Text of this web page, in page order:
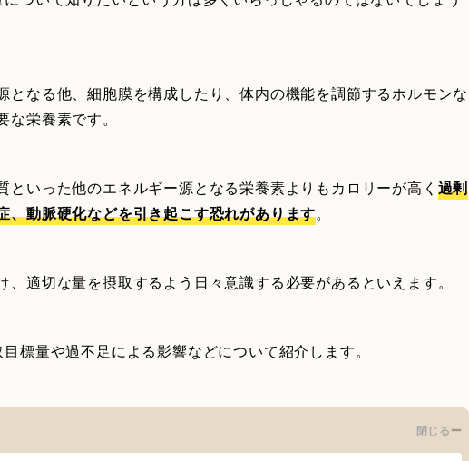
となる他、細胞膜を構成したり、体内の機能を調節するホルモンな
栄養素です。
といった他のエネルギー源となる栄養素よりもカロリーが高く 過剰
、動脈硬化などを引き起こす恐れがあります。
適切な量を摂取するよう日々意識する必要があるといえます。
標量や過不足による影響などについて紹介します。
閉じる